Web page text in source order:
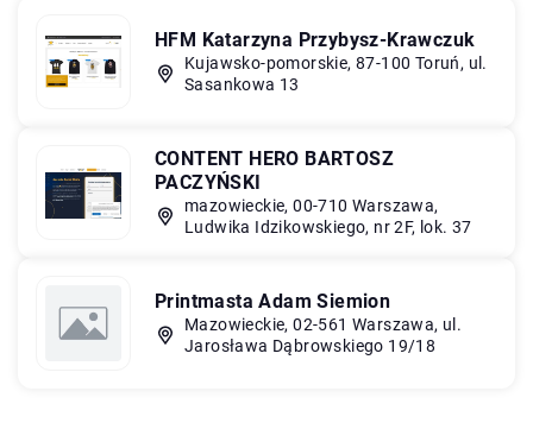
HFM Katarzyna Przybysz-Krawczuk
Kujawsko-pomorskie, 87-100 Toruń, ul.
Sasankowa 13
CONTENT HERO BARTOSZ
PACZYŃSKI
mazowieckie, 00-710 Warszawa,
Ludwika Idzikowskiego, nr 2F, lok. 37
Printmasta Adam Siemion
Mazowieckie, 02-561 Warszawa, ul.
Jarosława Dąbrowskiego 19/18